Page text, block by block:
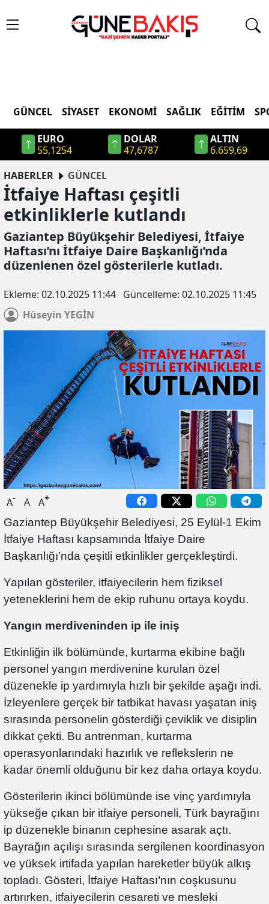
GÜNCEL SIYASET EKONOMI SAĞLIK EĞITIM
EURO
55,1254
DOLAR
47,6787
ALTIN
6.659,69
HABERLER
GÜNCEL
İtfaiye Haftası çeşitli
etkinliklerle kutlandı
Gaziantep Büyükşehir Belediyesi, İtfaiye
Haftası’nı İtfaiye Daire Başkanlığı’nda
düzenlenen özel gösterilerle kutladı.
Ekleme: 02.10.2025 11:44 Güncelleme: 02.10.2025 11:45
Hüseyin YEGİN
A- A A+
Gaziantep Büyükşehir Belediyesi, 25 Eylül-1 Ekim
İtfaiye Haftası kapsamında İtfaiye Daire
Başkanlığı’nda çeşitli etkinlikler gerçekleştirdi.
Yapılan gösteriler, itfaiyecilerin hem fiziksel
yeteneklerini hem de ekip ruhunu ortaya koydu.
Yangın merdiveninden ip ile iniş
Etkinliğin ilk bölümünde, kurtarma ekibine bağlı
personel yangın merdivenine kurulan özel
düzenekle ip yardımıyla hızlı bir şekilde aşağı indi.
İzleyenlere gerçek bir tatbikat havası yaşatan iniş
sırasında personelin gösterdiği çeviklik ve disiplin
dikkat çekti. Bu antrenman, kurtarma
operasyonlarındaki hazırlık ve reflekslerin ne
kadar önemli olduğunu bir kez daha ortaya koydu.
Gösterilerin ikinci bölümünde ise vinç yardımıyla
yükseğe çıkan bir itfaiye personeli, Türk bayrağını
ip düzenekle binanın cephesine asarak açtı.
Bayrağın açılışı sırasında sergilenen koordinasyon
ve yüksek irtifada yapılan hareketler büyük alkış
topladı. Gösteri, İtfaiye Haftası’nın coşkusunu
artırırken, itfaiyecilerin cesareti ve mesleki